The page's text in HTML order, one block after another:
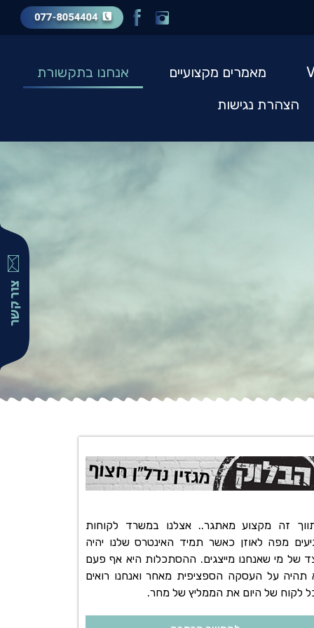
מאמרים מקצועיים
אנחנו בתקשורת
הצהרת נגישות
זה מקצוע מאתגר.. אצלנו במשרד לקוחות
מפה לאוזן כאשר תמיד האינטרס שלנו יהיה
של מי שאנחנו מייצגים. ההסתכלות היא אף פעם
תהיה על העסקה הספציפית מאחר ואנחנו רואים
לקוח של היום את הממליץ של מחר.